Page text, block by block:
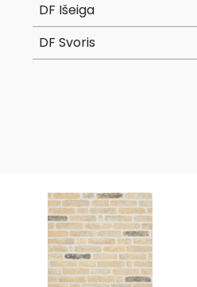
DF Išeiga
DF Svoris